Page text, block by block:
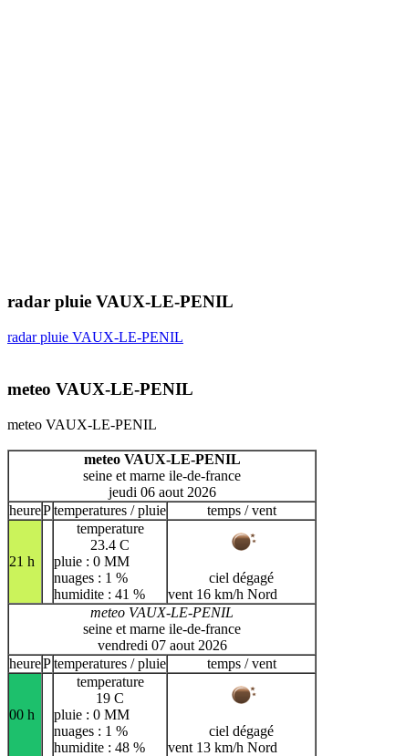
radar pluie VAUX-LE-PENIL
radar pluie VAUX-LE-PENIL
meteo VAUX-LE-PENIL
meteo VAUX-LE-PENIL
meteo VAUX-LE-PENIL
seine et marne ile-de-france
jeudi 06 aout 2026
heurePtemperatures / pluie temps / vent
21 h
temperature
23.4 C
pluie : 0 MM
nuages : 1 %
humidite : 41 %
ciel dégagé
vent 16 km/h Nord
meteo VAUX-LE-PENIL
seine et marne ile-de-france
vendredi 07 aout 2026
heurePtemperatures / pluie temps / vent
00 h
temperature
19 C
pluie : 0 MM
nuages : 1 %
humidite : 48 %
ciel dégagé
vent 13 km/h Nord